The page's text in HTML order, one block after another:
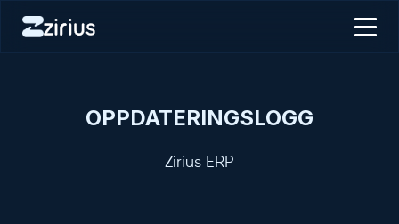
OPPDATERINGSLOGG
Zirius ERP